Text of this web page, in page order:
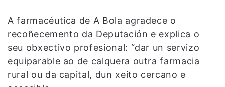
A farmacéutica de A Bola agradece o
recoñecemento da Deputación e explica o
seu obxectivo profesional: “dar un servizo
equiparable ao de calquera outra farmacia
rural ou da capital, dun xeito cercano e